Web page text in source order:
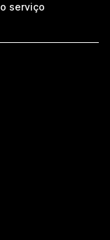
serviço